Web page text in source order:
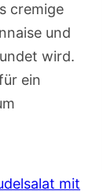
cremige
und
wird.
ein